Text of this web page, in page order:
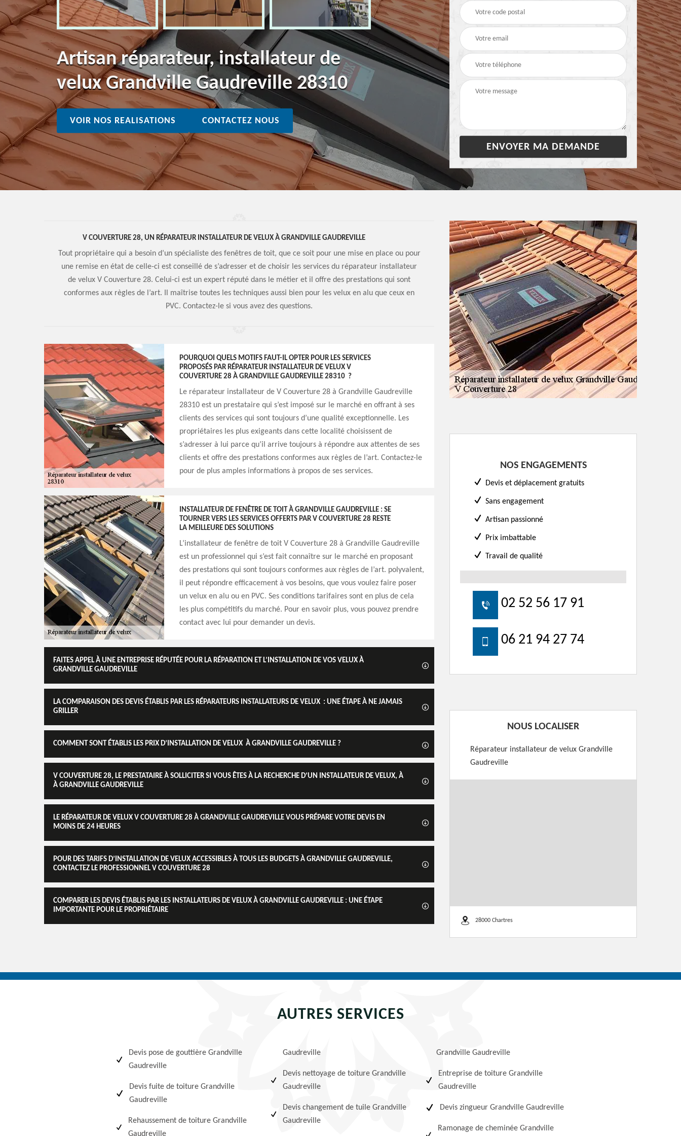
Artisan réparateur, installateur de
velux Grandville Gaudreville 28310
VOIR NOS REALISATIONS CONTACTEZ NOUS
V COUVERTURE 28, UN RÉPARATEUR INSTALLATEUR DE VELUX À GRANDVILLE GAUDREVILLE
Tout propriétaire qui a besoin d’un spécialiste des fenêtres de toit, que ce soit pour une mise en place ou pour
une remise en état de celle-ci est conseillé de s’adresser et de choisir les services du réparateur installateur
de velux V Couverture 28. Celui-ci est un expert réputé dans le métier et il offre des prestations qui sont
conformes aux règles de l’art. Il maîtrise toutes les techniques aussi bien pour les velux en alu que ceux en
PVC. Contactez-le si vous avez des questions.
POURQUOI QUELS MOTIFS FAUT-IL OPTER POUR LES SERVICES
PROPOSÉS PAR RÉPARATEUR INSTALLATEUR DE VELUX V
COUVERTURE 28 À GRANDVILLE GAUDREVILLE 28310 ?
Le réparateur installateur de V Couverture 28 à Grandville Gaudreville
28310 est un prestataire qui s’est imposé sur le marché en offrant à ses
clients des services qui sont toujours d’une qualité exceptionnelle. Les
propriétaires les plus exigeants dans cette localité choisissent de
s’adresser à lui parce qu’il arrive toujours à répondre aux attentes de ses
clients et offre des prestations conformes aux règles de l’art. Contactez-le
pour de plus amples informations à propos de ses services.
INSTALLATEUR DE FENÊTRE DE TOIT À GRANDVILLE GAUDREVILLE : SE
TOURNER VERS LES SERVICES OFFERTS PAR V COUVERTURE 28 RESTE
LA MEILLEURE DES SOLUTIONS
L’installateur de fenêtre de toit V Couverture 28 à Grandville Gaudreville
est un professionnel qui s’est fait connaître sur le marché en proposant
des prestations qui sont toujours conformes aux règles de l’art. polyvalent,
il peut répondre efficacement à vos besoins, que vous voulez faire poser
un velux en alu ou en PVC. Ses conditions tarifaires sont en plus de cela
les plus compétitifs du marché. Pour en savoir plus, vous pouvez prendre
contact avec lui pour demander un devis.
FAITES APPEL À UNE ENTREPRISE RÉPUTÉE POUR LA RÉPARATION ET L’INSTALLATION DE VOS VELUX À
GRANDVILLE GAUDREVILLE
LA COMPARAISON DES DEVIS ÉTABLIS PAR LES RÉPARATEURS INSTALLATEURS DE VELUX : UNE ÉTAPE À NE JAMAIS
GRILLER
COMMENT SONT ÉTABLIS LES PRIX D’INSTALLATION DE VELUX À GRANDVILLE GAUDREVILLE ?
V COUVERTURE 28, LE PRESTATAIRE À SOLLICITER SI VOUS ÊTES À LA RECHERCHE D’UN INSTALLATEUR DE VELUX, À
À GRANDVILLE GAUDREVILLE
LE RÉPARATEUR DE VELUX V COUVERTURE 28 À GRANDVILLE GAUDREVILLE VOUS PRÉPARE VOTRE DEVIS EN
MOINS DE 24 HEURES
POUR DES TARIFS D’INSTALLATION DE VELUX ACCESSIBLES À TOUS LES BUDGETS À GRANDVILLE GAUDREVILLE,
CONTACTEZ LE PROFESSIONNEL V COUVERTURE 28
COMPARER LES DEVIS ÉTABLIS PAR LES INSTALLATEURS DE VELUX À GRANDVILLE GAUDREVILLE : UNE ÉTAPE
IMPORTANTE POUR LE PROPRIÉTAIRE
NOS ENGAGEMENTS
Devis et déplacement gratuits
Sans engagement
Artisan passionné
Prix imbattable
Travail de qualité
02 52 56 17 91
06 21 94 27 74
NOUS LOCALISER
Réparateur installateur de velux Grandville
Gaudreville
28000 Chartres
AUTRES SERVICES
Devis pose de gouttière Grandville
Gaudreville
Devis fuite de toiture Grandville
Gaudreville
Rehaussement de toiture Grandville
Gaudreville
Gaudreville
Devis nettoyage de toiture Grandville
Gaudreville
Devis changement de tuile Grandville
Gaudreville
Grandville Gaudreville
Entreprise de toiture Grandville
Gaudreville
Devis zingueur Grandville Gaudreville
Ramonage de cheminée Grandville